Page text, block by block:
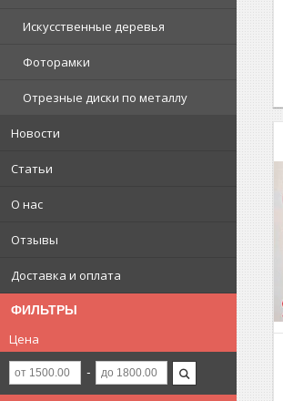
Искусственные деревья
Фоторамки
Отрезные диски по металлу
Новости
Статьи
О нас
Отзывы
Доставка и оплата
ФИЛЬТРЫ
Цена